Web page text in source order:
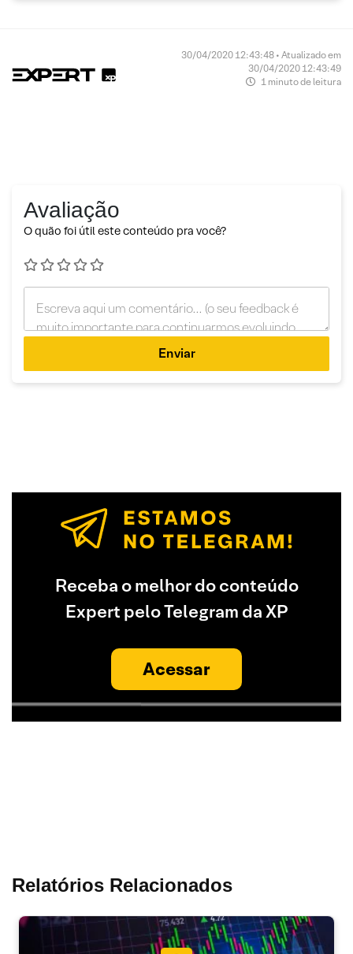
30/04/2020 12:43:48 • Atualizado em
30/04/2020 12:43:49
1 minuto de leitura
Avaliação
O quão foi útil este conteúdo pra você?
Enviar
Receba o melhor do conteúdo
Expert pelo Telegram da XP
Acessar
Relatórios Relacionados